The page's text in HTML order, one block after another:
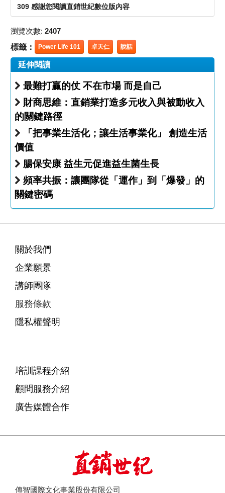
309 感謝您閱讀直銷世紀數位版內容
瀏覽次數: 2407
標籤： Power Life 101 卓天仁 說話
延伸閱讀
最難打贏的仗 不在市場 而是自己
財商思維：直銷業打造多元收入與被動收入
的關鍵路徑
「把事業生活化；讓生活事業化」 創造生活
價值
腸保安康 益生元促進益生菌生長
頻率共振：讓團隊從「運作」到「爆發」的
關鍵密碼
關於我們
企業願景
講師團隊
服務條款
隱私權聲明
培訓課程介紹
顧問服務介紹
廣告媒體合作
傳智國際文化事業股份有限公司